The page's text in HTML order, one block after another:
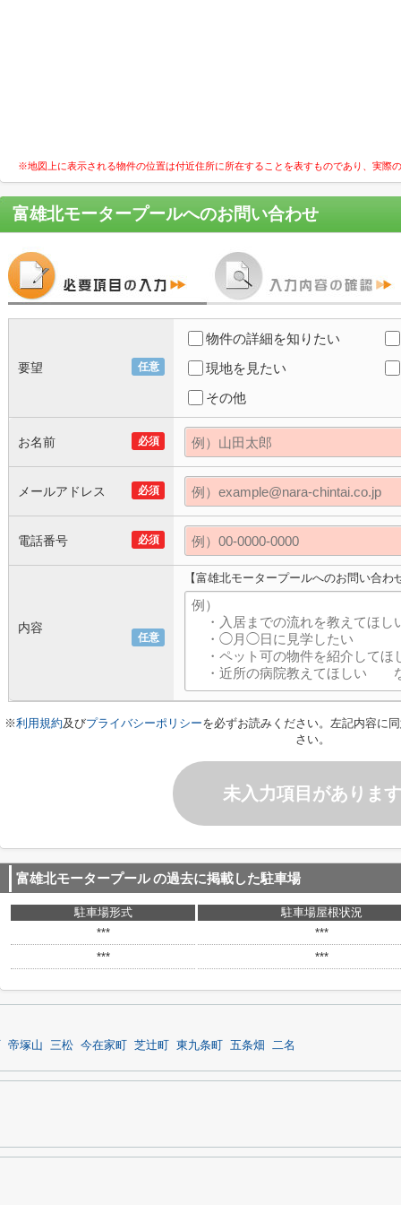
※地図上に表示される物件の位置は付近住所に所在することを表すものであり、実際
富雄北モータープールへのお問い合わせ
任意
要望
物件の詳細を知りたい
現地を見たい
その他
必須
お名前
必須
メールアドレス
必須
電話番号
任意
内容
【富雄北モータープールへのお問い合わ
※利用規約及びプライバシーポリシーを必ずお読みください。左記内容に
さい。
未入力項目があります
富雄北モータープールの過去に掲載した駐車場
駐車場形式
駐車場屋根状況
***
***
***
***
帝塚山 三松 今在家町 芝辻町 東九条町 五条畑 二名